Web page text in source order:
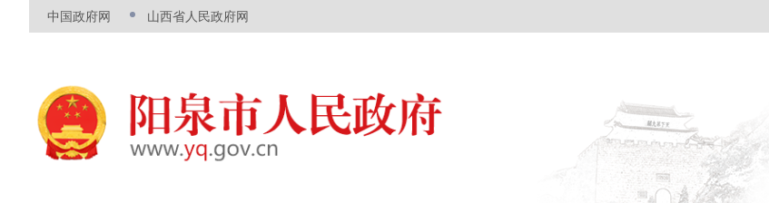
中国政府网 山西省人民政府网